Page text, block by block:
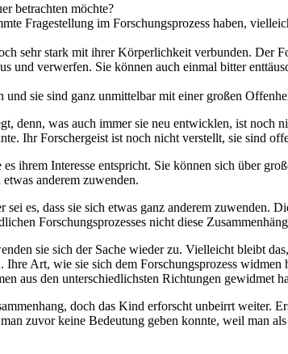
betrachten möchte?
Fragestellung im Forschungsprozess haben,
sehr stark mit ihrer Körperlichkeit verbunden. Der
und verwerfen. Sie können auch einmal bitter
und sie sind ganz unmittelbar mit einer großen
denn, was auch immer sie neu entwicklen, ist noch
Ihr Forschergeist ist noch nicht verstellt, sie sind
ihrem Interesse entspricht. Sie können sich über
anderem zuwenden.
sei es, dass sie sich etwas ganz anderem zuwenden.
Forschungsprozesses nicht diese
sie sich der Sache wieder zu. Vielleicht bleibt
Art, wie sie sich dem Forschungsprozess
aus den unterschiedlichsten Richtungen gewidmet
doch das Kind erforscht unbeirrt weiter.
zuvor keine Bedeutung geben konnte, weil man